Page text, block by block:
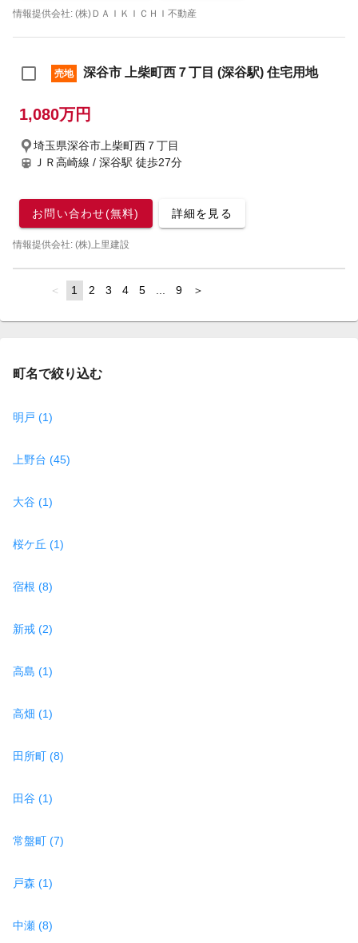
情報提供会社: (株)ＤＡＩＫＩＣＨＩ不動産
売地 深谷市 上柴町西７丁目 (深谷駅) 住宅用地
1,080万円
埼玉県深谷市上柴町西７丁目
ＪＲ高崎線 / 深谷駅 徒歩27分
お問い合わせ(無料) 詳細を見る
情報提供会社: (株)上里建設
page
You're
page
1 page
2 page
3 page
4 page
5 pagepage
9 page
町名で絞り込む
明戸 (1)
上野台 (45)
大谷 (1)
桜ケ丘 (1)
宿根 (8)
新戒 (2)
高島 (1)
高畑 (1)
田所町 (8)
田谷 (1)
常盤町 (7)
戸森 (1)
中瀬 (8)